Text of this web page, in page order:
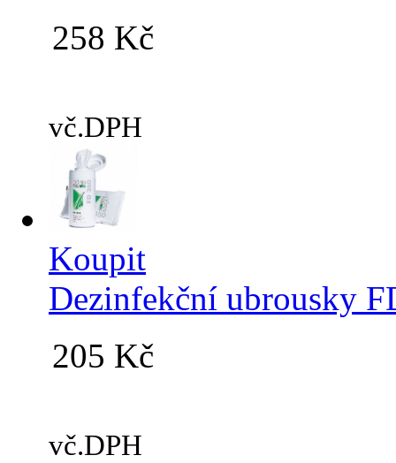
258 Kč
vč.DPH
Koupit
Dezinfekční ubrousky
205 Kč
vč.DPH